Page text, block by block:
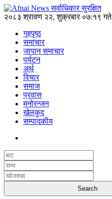
२०८३ श्रावण २२, शुक्रबार ०७:१९ गते
गृहपृष्ठ
समाचार
जापान समाचार
पर्यटन
अर्थ
विचार
समाज
प्रवास
मनोरन्जन
खेलकुद
सम्पादकीय